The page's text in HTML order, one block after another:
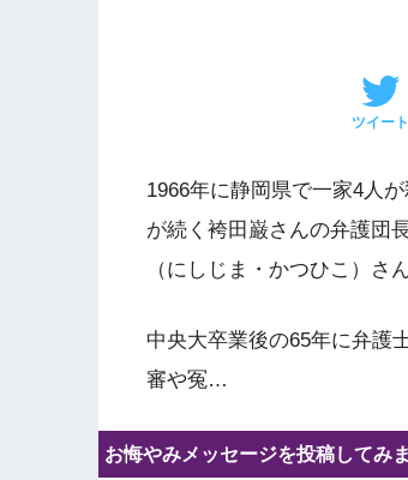
ツイート
1966年に静岡県で一家4人
が続く袴田巌さんの弁護団
（にしじま・かつひこ）さ
中央大卒業後の65年に弁護
審や冤…
お悔やみメッセージを投稿してみ